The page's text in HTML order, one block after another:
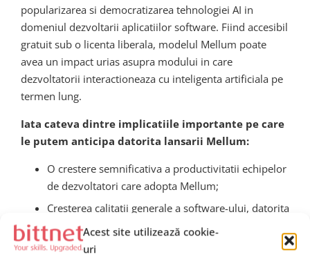
Acest site utilizează cookie-
uri
popularizarea si democratizarea tehnologiei AI in
domeniul dezvoltarii aplicatiilor software. Fiind accesibil
gratuit sub o licenta liberala, modelul Mellum poate
avea un impact urias asupra modului in care
dezvoltatorii interactioneaza cu inteligenta artificiala pe
termen lung.
Iata cateva dintre implicatiile importante pe care
le putem anticipa datorita lansarii Mellum:
O crestere semnificativa a productivitatii echipelor
de dezvoltatori care adopta Mellum;
Cresterea calitatii generale a software-ului, datorita
integrarii unor practici codate automat si a
verificarilor inteligente ale codului;